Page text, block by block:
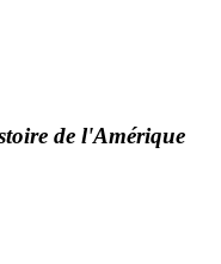
de l'Amérique